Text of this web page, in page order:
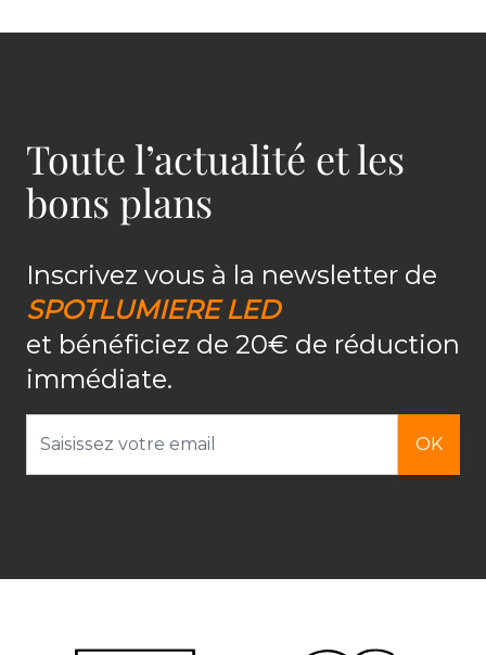
Toute l’actualité et les
bons plans
Inscrivez vous à la newsletter de
SPOTLUMIERE LED
et bénéficiez de 20€ de réduction
immédiate.
OK